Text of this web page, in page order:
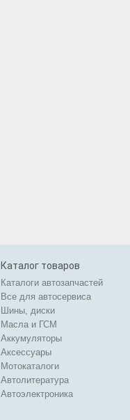
Каталог товаров
Каталоги автозапчастей
Все для автосервиса
Шины, диски
Масла и ГСМ
Аккумуляторы
Аксессуары
Мотокаталоги
Автолитература
Автоэлектроника